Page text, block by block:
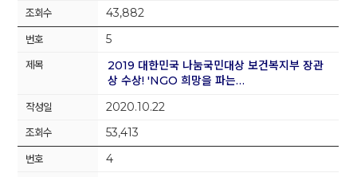
43,882
5
2019 대한민국 나눔국민대상 보건복지부 장관
상 수상! 'NGO 희망을 파는…
2020.10.22
53,413
4